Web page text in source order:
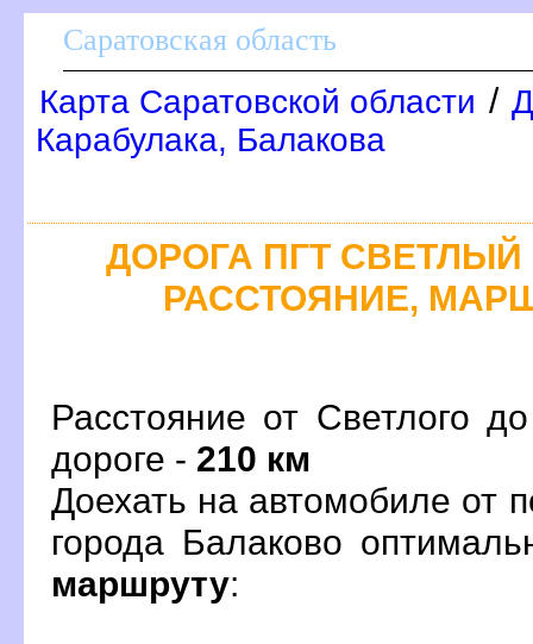
Саратовская область
Карта Саратовской области /
Карабулака, Балакова
ДОРОГА ПГТ СВЕТЛЫЙ
РАССТОЯНИЕ,
Расстояние от Светлого
дороге - 210 км
Доехать на автомобиле от
орода Балаково
маршруту: